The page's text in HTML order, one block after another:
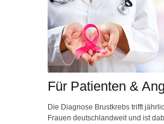
Für Patienten &
Die Diagnose Brustkrebs trifft
Frauen deutschlandweit und ist